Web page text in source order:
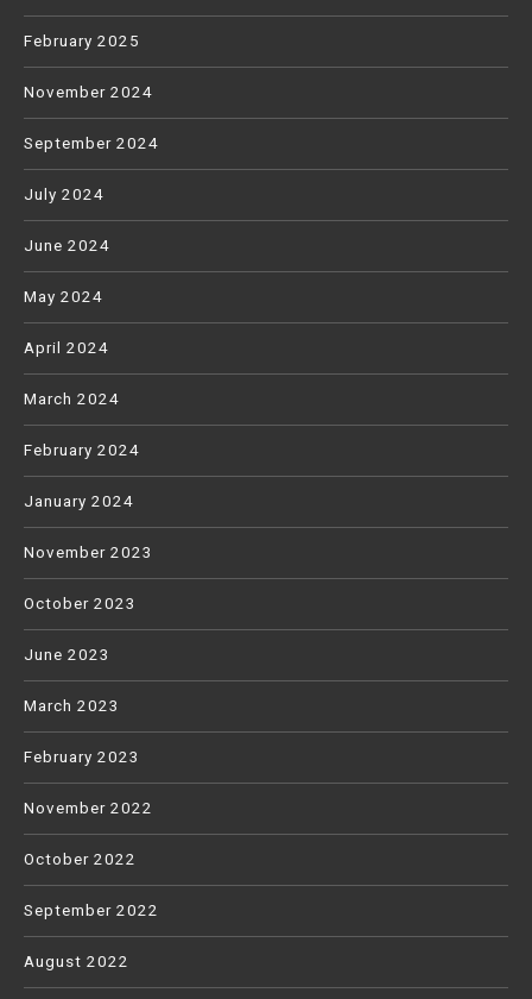
February 2025
November 2024
September 2024
July 2024
June 2024
May 2024
April 2024
March 2024
February 2024
January 2024
November 2023
October 2023
June 2023
March 2023
February 2023
November 2022
October 2022
September 2022
August 2022